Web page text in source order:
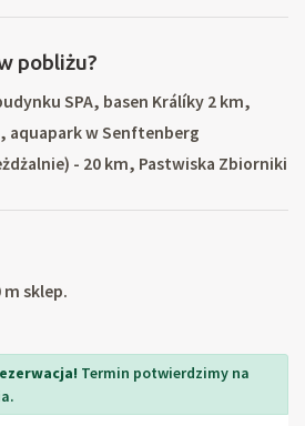
pobliżu?
SPA, basen Králíky 2 km,
aquapark w Senftenberg
- 20 km, Pastwiska Zbiorniki
(wypożyczalnia nart, szkółka
skuterów, cross-szlaki kraju w
oraz Jesioniki (Snìžník) , jazda na
m sklep.
Termin potwierdzimy na